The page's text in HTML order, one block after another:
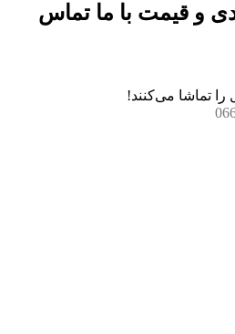
و قیمت با ما تماس
را تماشا می‌کنند!